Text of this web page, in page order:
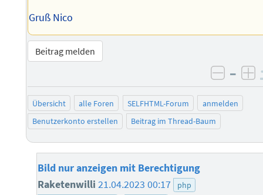
Gruß Nico
Beitrag melden
–
Übersicht alle Foren SELFHTML-Forum
anmelden
Benutzerkonto erstellen
Beitrag im Thread-Baum
Bild nur anzeigen mit Berechtigung
Raketenwilli21.04.2023 00:17
php